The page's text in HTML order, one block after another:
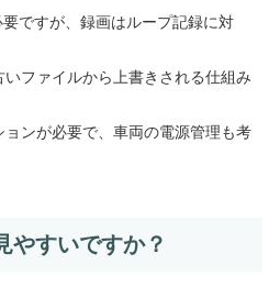
ですが、録画はループ記録に対
ファイルから上書きされる仕組み
ンが必要で、車両の電源管理も考
やすいですか？